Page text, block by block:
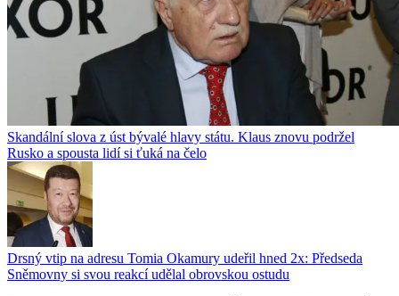
Skandální slova z úst bývalé hlavy státu. Klaus znovu podržel
Rusko a spousta lidí si ťuká na čelo
Drsný vtip na adresu Tomia Okamury udeřil hned 2x: Předseda
Sněmovny si svou reakcí udělal obrovskou ostudu